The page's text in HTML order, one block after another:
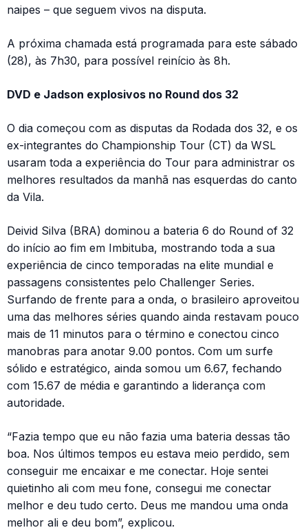
naipes – que seguem vivos na disputa.
A próxima chamada está programada para este sábado
(28), às 7h30, para possível reinício às 8h.
DVD e Jadson explosivos no Round dos 32
O dia começou com as disputas da Rodada dos 32, e os
ex-integrantes do Championship Tour (CT) da WSL
usaram toda a experiência do Tour para administrar os
melhores resultados da manhã nas esquerdas do canto
da Vila.
Deivid Silva (BRA) dominou a bateria 6 do Round of 32
do início ao fim em Imbituba, mostrando toda a sua
experiência de cinco temporadas na elite mundial e
passagens consistentes pelo Challenger Series.
Surfando de frente para a onda, o brasileiro aproveitou
uma das melhores séries quando ainda restavam pouco
mais de 11 minutos para o término e conectou cinco
manobras para anotar 9.00 pontos. Com um surfe
sólido e estratégico, ainda somou um 6.67, fechando
com 15.67 de média e garantindo a liderança com
autoridade.
“Fazia tempo que eu não fazia uma bateria dessas tão
boa. Nos últimos tempos eu estava meio perdido, sem
conseguir me encaixar e me conectar. Hoje sentei
quietinho ali com meu fone, consegui me conectar
melhor e deu tudo certo. Deus me mandou uma onda
melhor ali e deu bom”, explicou.